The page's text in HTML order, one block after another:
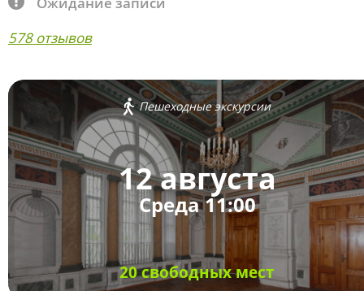
578 отзывов
Пешеходные экскурсии
12 августа
Среда 11:00
20 свободных мест